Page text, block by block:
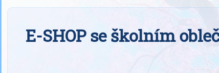
E-SHOP se školním